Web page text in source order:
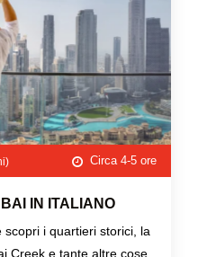
Circa 4-5 ore
IN ITALIANO
scopri i quartieri storici, la
Creek e tante altre cose